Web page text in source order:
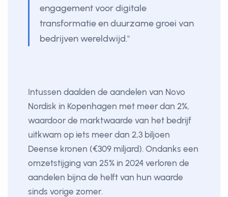
engagement voor digitale
transformatie en duurzame groei van
bedrijven wereldwijd."
Intussen daalden de aandelen van Novo
Nordisk in Kopenhagen met meer dan 2%,
waardoor de marktwaarde van het bedrijf
uitkwam op iets meer dan 2,3 biljoen
Deense kronen (€309 miljard). Ondanks een
omzetstijging van 25% in 2024 verloren de
aandelen bijna de helft van hun waarde
sinds vorige zomer.